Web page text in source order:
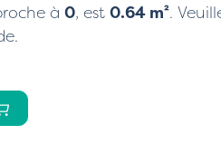
à 0, est 0.64 m².